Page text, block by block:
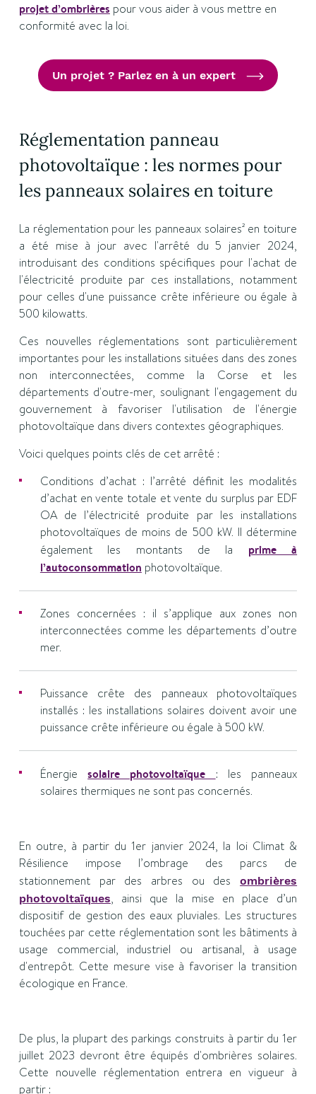
projet d’ombrières pour vous aider à vous mettre en
conformité avec la loi.
Un projet ? Parlez en à un expert
Réglementation panneau
photovoltaïque : les normes pour
les panneaux solaires en toiture
La réglementation pour les panneaux solaires² en toiture
a été mise à jour avec l'arrêté du 5 janvier 2024,
introduisant des conditions spécifiques pour l'achat de
l'électricité produite par ces installations, notamment
pour celles d'une puissance crête inférieure ou égale à
500 kilowatts.
Ces nouvelles réglementations sont particulièrement
importantes pour les installations situées dans des zones
non interconnectées, comme la Corse et les
départements d'outre-mer, soulignant l'engagement du
gouvernement à favoriser l'utilisation de l'énergie
photovoltaïque dans divers contextes géographiques.
Voici quelques points clés de cet arrêté :
Conditions d’achat : l’arrêté définit les modalités
d’achat en vente totale et vente du surplus par EDF
OA de l’électricité produite par les installations
photovoltaïques de moins de 500 kW. Il détermine
également les montants de la prime à
l’autoconsommation photovoltaïque.
Zones concernées : il s’applique aux zones non
interconnectées comme les départements d’outre
mer.
Puissance crête des panneaux photovoltaïques
installés : les installations solaires doivent avoir une
puissance crête inférieure ou égale à 500 kW.
Énergiesolaire photovoltaïque : les panneaux
solaires thermiques ne sont pas concernés.
En outre, à partir du 1er janvier 2024, la loi Climat &
Résilience impose l’ombrage des parcs de
stationnement par des arbres ou desombrières
photovoltaïques, ainsi que la mise en place d’un
dispositif de gestion des eaux pluviales. Les structures
touchées par cette réglementation sont les bâtiments à
usage commercial, industriel ou artisanal, à usage
d'entrepôt. Cette mesure vise à favoriser la transition
écologique en France.
De plus, la plupart des parkings construits à partir du 1er
juillet 2023 devront être équipés d'ombrières solaires.
Cette nouvelle réglementation entrera en vigueur à
partir :